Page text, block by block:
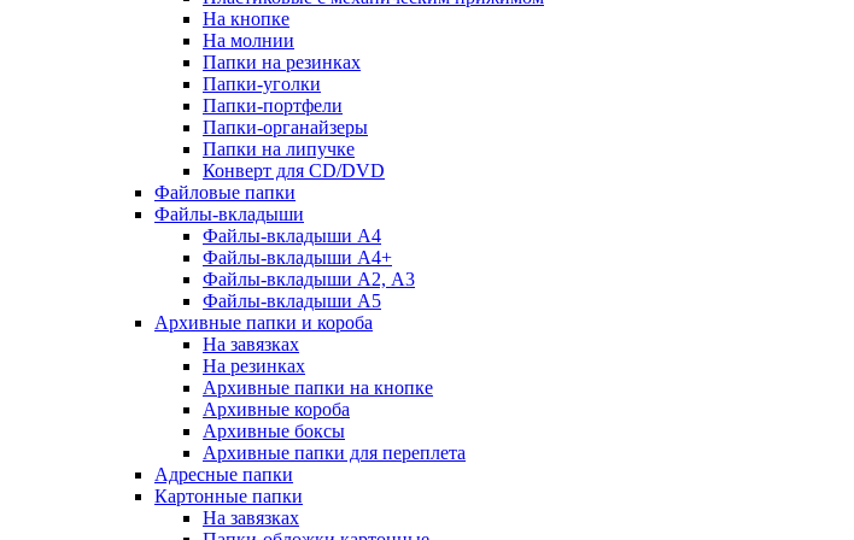
На кнопке
На молнии
Папки на резинках
Папки-уголки
Папки-портфели
Папки-органайзеры
Папки на липучке
Конверт для CD/DVD
Файловые папки
Файлы-вкладыши
Файлы-вкладыши А4
Файлы-вкладыши А4+
Файлы-вкладыши А2, А3
Файлы-вкладыши А5
Архивные папки и короба
На завязках
На резинках
Архивные папки на кнопке
Архивные короба
Архивные боксы
Архивные папки для переплета
Адресные папки
Картонные папки
На завязках